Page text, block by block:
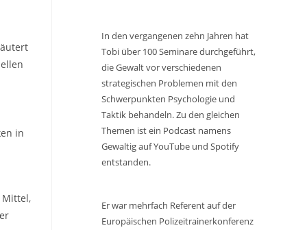
in
Mittel,
In den vergangenen zehn Jahren hat
Tobi über 100 Seminare durchgeführt,
die Gewalt vor verschiedenen
strategischen Problemen mit den
Schwerpunkten Psychologie und
Taktik behandeln. Zu den gleichen
Themen ist ein Podcast namens
Gewaltig auf YouTube und Spotify
entstanden.
Er war mehrfach Referent auf der
Europäischen Polizeitrainerkonferenz